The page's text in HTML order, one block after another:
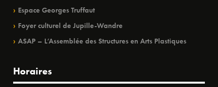
Espace Georges Truffaut
Foyer culturel de Jupille-Wandre
ASAP – L’Assemblée des Structures en Arts Plastiques
Horaires